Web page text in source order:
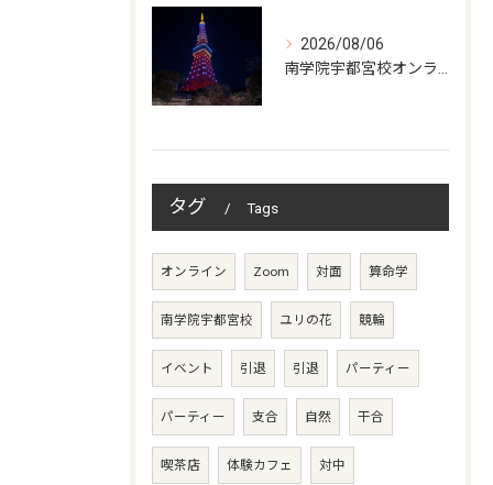
2026/08/06
タグ Tags
オンライン Zoom 対面 算命学
南学院宇都宮校 ユリの花 競輪
イベント 引退 引退 パーティー
パーティー 支合 自然 干合
喫茶店 体験カフェ 対中